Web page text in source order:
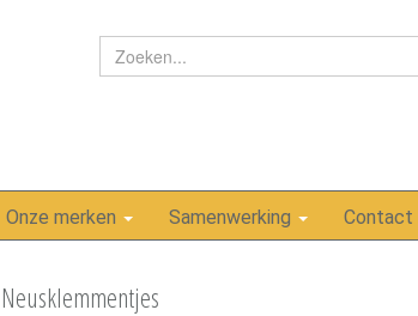
Onze merken Samenwerking Contact
Neusklemmentjes